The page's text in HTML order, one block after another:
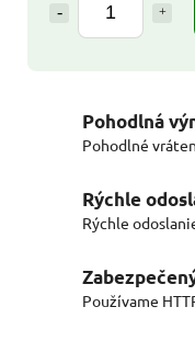
Pohodlná
Pohodlné
Rýchle
Rýchle
Používame